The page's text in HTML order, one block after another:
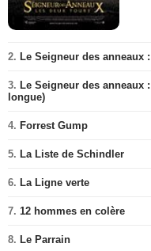
2. Le Seigneur des
3. Le Seigneur des anneaux
longue)
4. Forrest Gump
5. La Liste de Schindler
6. La Ligne verte
7. 12 hommes en colère
8. Le Parrain